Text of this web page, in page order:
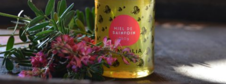
Plus
Abonnez-vous